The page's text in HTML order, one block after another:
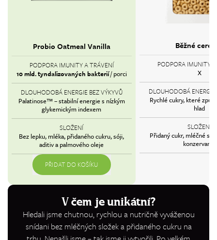
Probio Oatmeal Vanilla
PODPORA IMUNITY A TRÁVENÍ
10 mld. tyndalizovaných bakterií/ porci
DLOUHODOBÁ ENERGIE BEZ VÝKYVŮ
Palatinose™ – stabilní energie s nízkým
glykemickým indexem
SLOŽENÍ
Bez lepku, mléka, přidaného cukru, sóji,
aditiv a palmového oleje
PŘIDAT DO KOŠÍKU
Běžné
PODPORA IMUNITY
X
DLOUHODOBÁ ENERGIE
Rychlé cukry, které
hlad
SLOŽENÍ
Přidaný cukr, mléčné
konzervanty
V čem je unikátní?
Hledali jsme chutnou, rychlou a nutričně vyváženou
snídani bez mléčných složek a přidaného cukru na